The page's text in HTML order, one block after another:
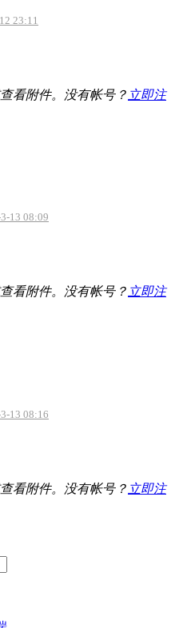
23:11
看附件。没有帐号？ 立即注
13 08:09
看附件。没有帐号？ 立即注
13 08:16
看附件。没有帐号？ 立即注